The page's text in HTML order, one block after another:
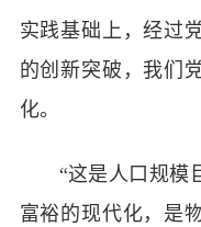
实践基础上，经过
的创新突破，我们
化。
“这是人口规模
富裕的现代化，是